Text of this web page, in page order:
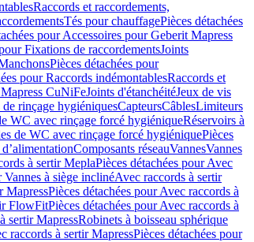
Raccords et raccordements,
Tés pour chauffagePièces détachées
pour Accessoires pour Geberit Mapress
Fixations de raccordementsJoints
Pièces détachées pour
pour Raccords indémontablesRaccords et
CuNiFeJoints d'étanchéitéJeux de vis
rinçage hygiéniquesCapteursCâblesLimiteurs
WC avec rinçage forcé hygiéniqueRéservoirs à
de WC avec rinçage forcé hygiéniquePièces
Composants réseauVannesVannes
à sertir MeplaPièces détachées pour Avec
Vannes à siège inclinéAvec raccords à sertir
MapressPièces détachées pour Avec raccords à
FlowFitPièces détachées pour Avec raccords à
sertir MapressRobinets à boisseau sphérique
raccords à sertir MapressPièces détachées pour